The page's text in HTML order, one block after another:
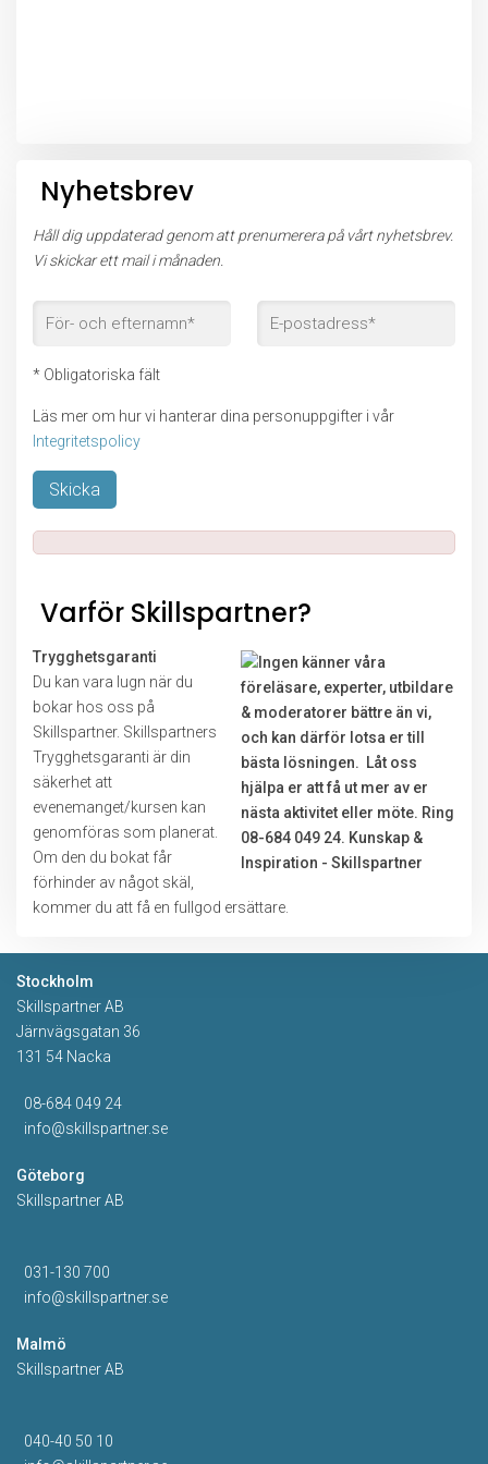
Nyhetsbrev
Håll dig uppdaterad genom att prenumerera på vårt nyhetsbrev.
Vi skickar ett mail i månaden.
* Obligatoriska fält
Läs mer om hur vi hanterar dina personuppgifter i vår
Integritetspolicy
Lämna detta fält tomt.
Varför Skillspartner?
Trygghetsgaranti
Du kan vara lugn när du
bokar hos oss på
Skillspartner. Skillspartners
Trygghetsgaranti är din
säkerhet att
evenemanget/kursen kan
genomföras som planerat.
Om den du bokat får
förhinder av något skäl,
kommer du att få en fullgod ersättare.
Stockholm
Skillspartner AB
Järnvägsgatan 36
131 54 Nacka
08-684 049 24
info@skillspartner.se
Göteborg
Skillspartner AB
031-130 700
info@skillspartner.se
Malmö
Skillspartner AB
040-40 50 10